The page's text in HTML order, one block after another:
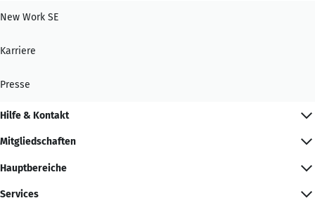
New Work SE
Karriere
Presse
Hilfe & Kontakt
Mitgliedschaften
Hauptbereiche
Services